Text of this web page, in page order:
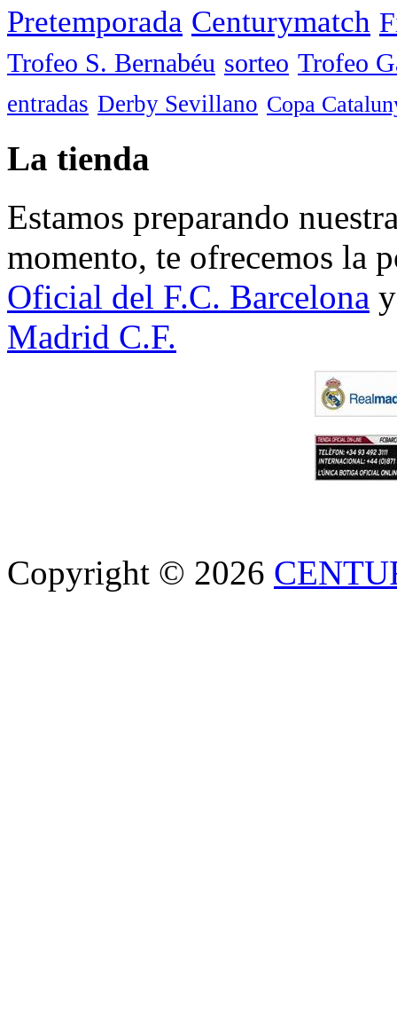
Pretemporada Centurymatch
Trofeo S. Bernabéu sorteo Trofeo
entradas Derby Sevillano Copa
La tienda
Estamos preparando
momento, te ofrecemos la
Oficial del F.C. Barcelona
Madrid C.F.
Copyright © 2026